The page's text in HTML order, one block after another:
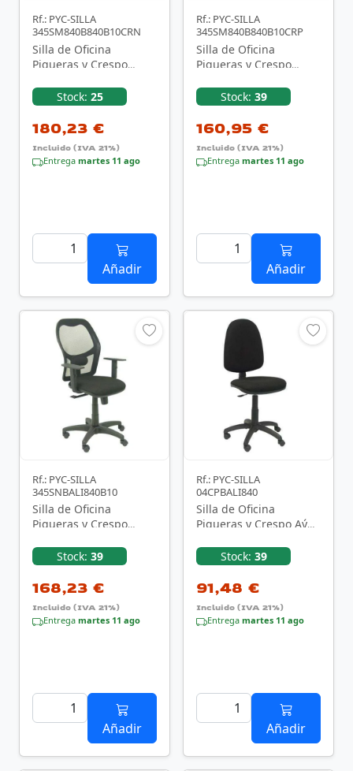
Rf.: PYC-SILLA
345SM840B840B10CRN
Silla de Oficina
Piqueras y Crespo
345SM840B840B10CRN
C/ Negra
Stock: 25
180,23 €
Incluido (IVA 21%)
Entrega martes 11 ago
Añadir
Rf.: PYC-SILLA
345SM840B840B10CRP
Silla de Oficina
Piqueras y Crespo
345SM840B840B10CRP/
Negra
Stock: 39
160,95 €
Incluido (IVA 21%)
Entrega martes 11 ago
Añadir
Rf.: PYC-SILLA
345SNBALI840B10
Silla de Oficina
Piqueras y Crespo
345SNBALI840B10/
Negra
Stock: 39
168,23 €
Incluido (IVA 21%)
Entrega martes 11 ago
Añadir
Rf.: PYC-SILLA
04CPBALI840
Silla de Oficina
Piqueras y Crespo Aýna
Stock: 39
91,48 €
Incluido (IVA 21%)
Entrega martes 11 ago
Añadir